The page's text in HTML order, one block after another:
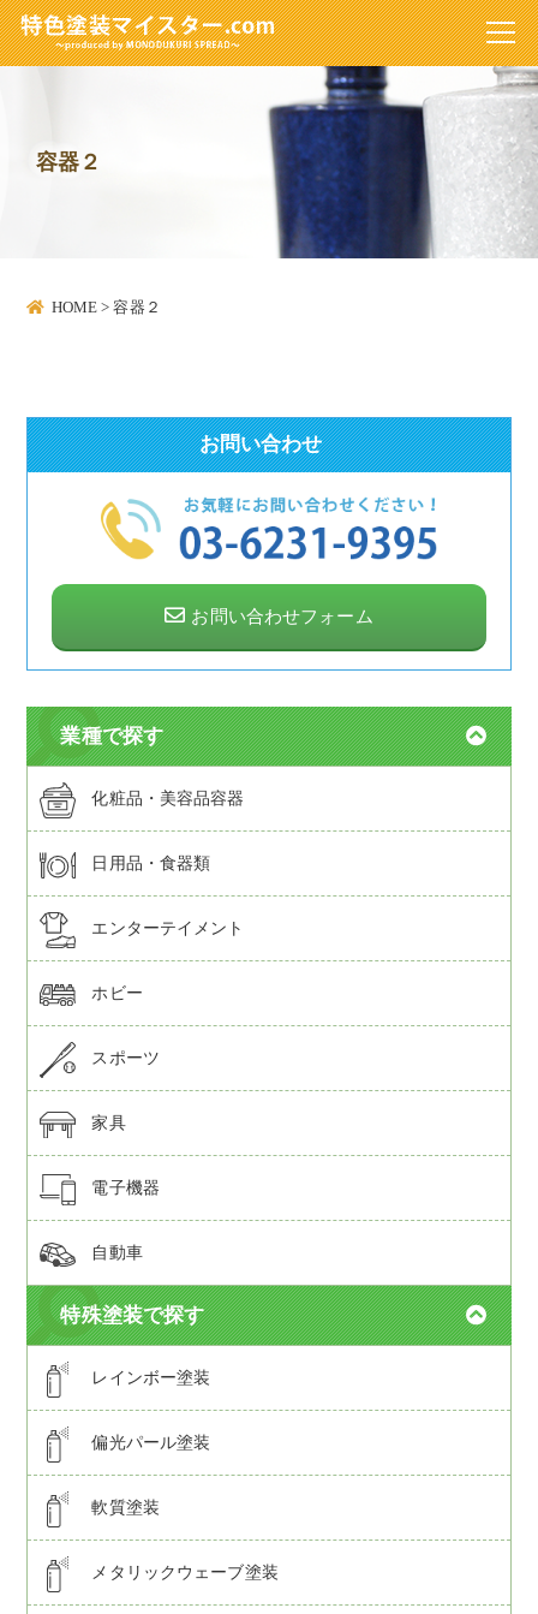
容器２
HOME >容器２
お問い合わせ
お問い合わせフォーム
業種で探す
化粧品・美容品容器
日用品・食器類
エンターテイメント
ホビー
スポーツ
家具
電子機器
自動車
特殊塗装で探す
レインボー塗装
偏光パール塗装
軟質塗装
メタリックウェーブ塗装